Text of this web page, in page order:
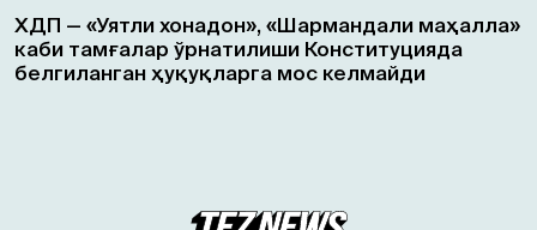
ХДП — «Уятли хонадон», «Шармандали маҳалла»
каби тамғалар ўрнатилиши Конституцияда
белгиланган ҳуқуқларга мос келмайди